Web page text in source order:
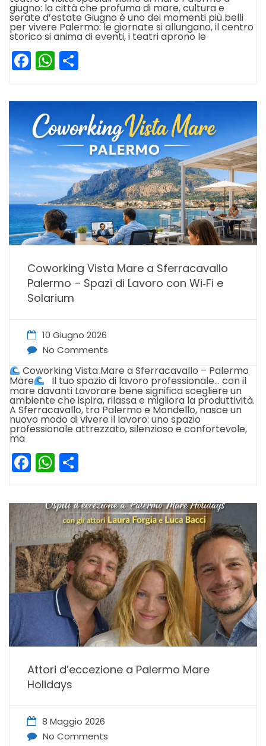
giugno: la città che profuma di mare, cultura e
serate d’estate Giugno è uno dei momenti più belli
per vivere Palermo: le giornate si allungano, il centro
storico si anima di eventi, i teatri aprono le
Facebook
WhatsApp
Coworking Vista Mare a Sferracavallo
Palermo – Spazi di Lavoro con Wi‑Fi e
Solarium
10 Giugno 2026
No Comments
Coworking Vista Mare a Sferracavallo – Palermo
Mare Il tuo spazio di lavoro professionale… con il
mare davanti Lavorare bene significa scegliere un
ambiente che ispira, rilassa e migliora la produttività.
A Sferracavallo, tra Palermo e Mondello, nasce un
nuovo modo di vivere il lavoro: uno spazio
professionale attrezzato, silenzioso e confortevole,
ma
Facebook
WhatsApp
Attori d’eccezione a Palermo Mare
Holidays
8 Maggio 2026
No Comments